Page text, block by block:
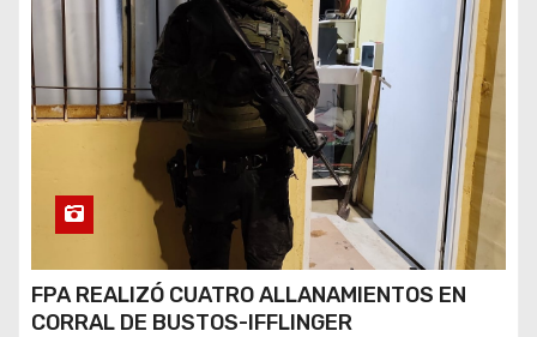
FPA REALIZÓ CUATRO ALLANAMIENTOS EN
CORRAL DE BUSTOS-IFFLINGER